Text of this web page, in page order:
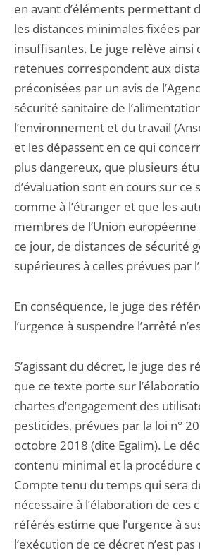
en avant d’éléments permettant
les distances minimales fixées
insuffisantes. Le juge relève ainsi
retenues correspondent aux
préconisées par un avis de
sécurité sanitaire de
l’environnement et du travail
et les dépassent en ce qui
plus dangereux, que plusieurs
d’évaluation sont en cours sur ce
comme à l’étranger et que les
membres de l’Union européenne
ce jour, de distances de sécurité
supérieures à celles prévues par
En conséquence, le juge des
l’urgence à suspendre l’arrêté
S’agissant du décret, le juge des
que ce texte porte sur
chartes d’engagement des
pesticides, prévues par la loi n°
octobre 2018 (dite Egalim). Le
contenu minimal et la procédure
Compte tenu du temps qui sera
nécessaire à l’élaboration de ces
référés estime que l’urgence à
l’exécution de ce décret n’est